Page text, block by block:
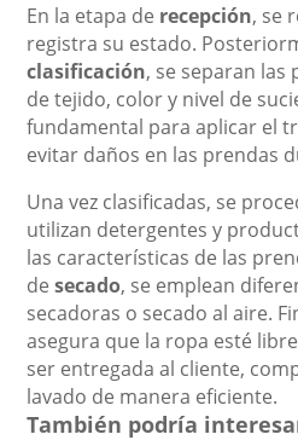
En la etapa de recepción, se
registra su estado.
clasificación, se separan las
de tejido, color y nivel de
fundamental para aplicar el
evitar daños en las prendas
Una vez clasificadas, se
utilizan detergentes y
las características de las
desecado, se emplean
secadoras o secado al aire.
asegura que la ropa esté
ser entregada al cliente,
lavado de manera eficiente.
También podría